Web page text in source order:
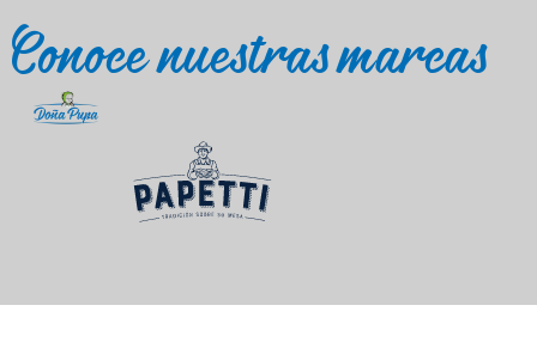
Conoce nuestras marcas